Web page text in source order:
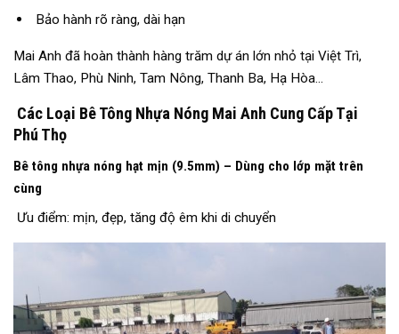
Bảo hành rõ ràng, dài hạn
Mai Anh đã hoàn thành hàng trăm dự án lớn nhỏ tại Việt Trì,
Lâm Thao, Phù Ninh, Tam Nông, Thanh Ba, Hạ Hòa…
Các Loại Bê Tông Nhựa Nóng Mai Anh Cung Cấp Tại
Phú Thọ
Bê tông nhựa nóng hạt mịn (9.5mm) – Dùng cho lớp mặt trên
cùng
Ưu điểm: mịn, đẹp, tăng độ êm khi di chuyển